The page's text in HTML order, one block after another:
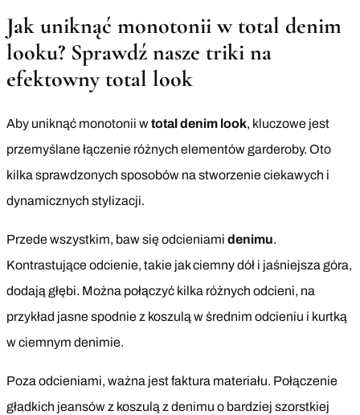
Jak uniknąć monotonii w total denim
looku? Sprawdź nasze triki na
efektowny total look
Aby uniknąć monotonii wtotal denim look, kluczowe jest
przemyślane łączenie różnych elementów garderoby. Oto
kilka sprawdzonych sposobów na stworzenie ciekawych i
dynamicznych stylizacji.
Przede wszystkim, baw się odcieniami denimu.
Kontrastujące odcienie, takie jak ciemny dół i jaśniejsza góra,
dodają głębi. Można połączyć kilka różnych odcieni, na
przykład jasne spodnie z koszulą w średnim odcieniu i kurtką
w ciemnym denimie.
Poza odcieniami, ważna jest faktura materiału. Połączenie
gładkich jeansów z koszulą z denimu o bardziej szorstkiej